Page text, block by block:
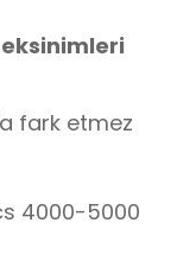
fark etmez
4000-5000